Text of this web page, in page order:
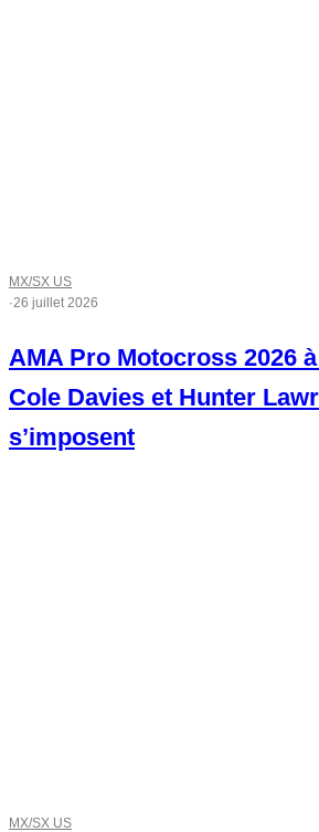
MX/SX US
·26 juillet 2026
AMA Pro Motocross 2026
Cole Davies et Hunter
s’imposent
MX/SX US